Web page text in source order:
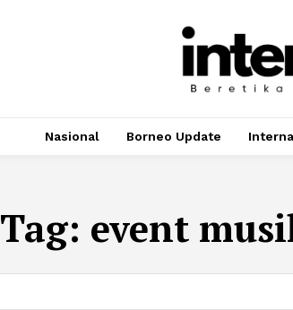
Nasional Borneo Update
Tag: event